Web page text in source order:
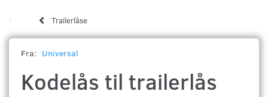
Trailerlåse
Fra: Universal
Kodelås til trailerlås